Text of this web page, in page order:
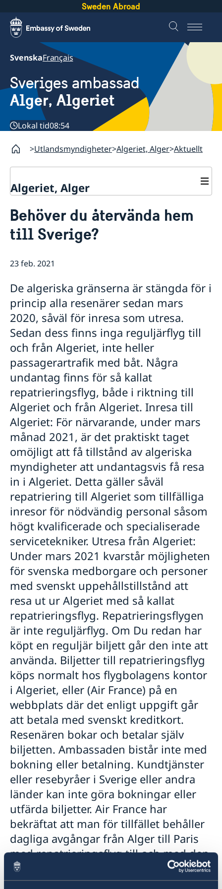
Sweden Abroad
SvenskaFrançais
Sveriges ambassad
Alger, Algeriet
Lokal tid08:54
Utlandsmyndigheter Algeriet, Alger Aktuellt
Algeriet, Alger
Om oss
Helg- och tjänstgöringsfria dagar 2026
Ambassadens personal
Aktuellt
Team Sweden
Svenska företag i Algeriet
Anmäl handelshinder
Behöver du återvända hem
till Sverige?
23 feb. 2021
De algeriska gränserna är stängda för i
princip alla resenärer sedan mars
2020, såväl för inresa som utresa.
Sedan dess finns inga reguljärflyg till
och från Algeriet, inte heller
passagerartrafik med båt. Några
undantag finns för så kallat
repatrieringsflyg, både i riktning till
Algeriet och från Algeriet. Inresa till
Algeriet: För närvarande, under mars
månad 2021, är det praktiskt taget
omöjligt att få tillstånd av algeriska
myndigheter att undantagsvis få resa
in i Algeriet. Detta gäller såväl
repatriering till Algeriet som tillfälliga
inresor för nödvändig personal såsom
högt kvalificerade och specialiserade
servicetekniker. Utresa från Algeriet:
Under mars 2021 kvarstår möjligheten
för svenska medborgare och personer
med svenskt uppehållstillstånd att
resa ut ur Algeriet med så kallat
repatrieringsflyg. Repatrieringsflygen
är inte reguljärflyg. Om Du redan har
köpt en reguljär biljett går den inte att
använda. Biljetter till repatrieringsflyg
köps normalt hos flygbolagens kontor
i Algeriet, eller (Air France) på en
webbplats där det enligt uppgift går
att betala med svenskt kreditkort.
Resenären bokar och betalar själv
biljetten. Ambassaden bistår inte med
bokning eller betalning. Kundtjänster
eller resebyråer i Sverige eller andra
länder kan inte göra bokningar eller
utfärda biljetter. Air France har
bekräftat att man för tillfället behåller
dagliga avgångar från Alger till Paris
med repatrieringsflyg till och med den
27 mars 2021. Ändringar kan dock bli
aktuella. Air France webbplats för